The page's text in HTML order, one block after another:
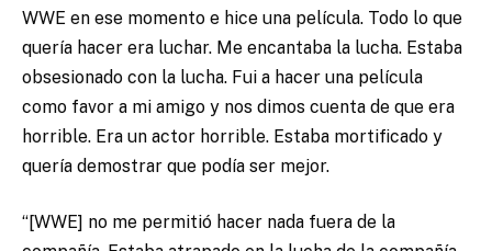
WWE en ese momento e hice una película. Todo lo que
quería hacer era luchar. Me encantaba la lucha. Estaba
obsesionado con la lucha. Fui a hacer una película
como favor a mi amigo y nos dimos cuenta de que era
horrible. Era un actor horrible. Estaba mortificado y
quería demostrar que podía ser mejor.
“[WWE] no me permitió hacer nada fuera de la